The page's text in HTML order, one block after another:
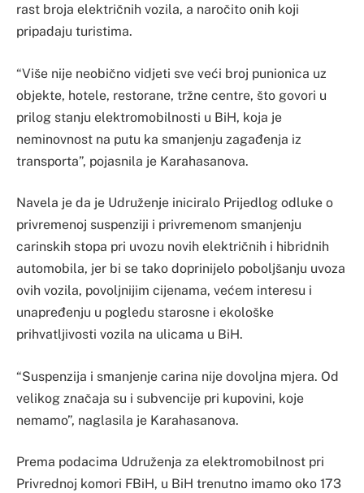
rast broja električnih vozila, a naročito onih koji
pripadaju turistima.
“Više nije neobično vidjeti sve veći broj punionica uz
objekte, hotele, restorane, tržne centre, što govori u
prilog stanju elektromobilnosti u BiH, koja je
neminovnost na putu ka smanjenju zagađenja iz
transporta”, pojasnila je Karahasanova.
Navela je da je Udruženje iniciralo Prijedlog odluke o
privremenoj suspenziji i privremenom smanjenju
carinskih stopa pri uvozu novih električnih i hibridnih
automobila, jer bi se tako doprinijelo poboljšanju uvoza
ovih vozila, povoljnijim cijenama, većem interesu i
unapređenju u pogledu starosne i ekološke
prihvatljivosti vozila na ulicama u BiH.
“Suspenzija i smanjenje carina nije dovoljna mjera. Od
velikog značaja su i subvencije pri kupovini, koje
nemamo”, naglasila je Karahasanova.
Prema podacima Udruženja za elektromobilnost pri
Privrednoj komori FBiH, u BiH trenutno imamo oko 173